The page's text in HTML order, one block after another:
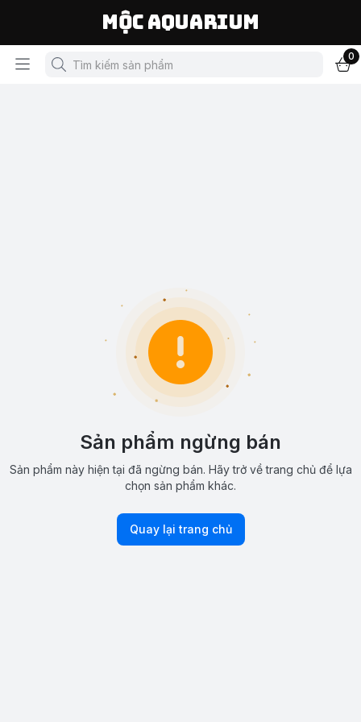
Mộc Aquarium
0
Sản phẩm ngừng bán
Sản phẩm này hiện tại đã ngừng bán. Hãy trở về trang chủ để lựa
chọn sản phẩm khác.
Quay lại trang chủ